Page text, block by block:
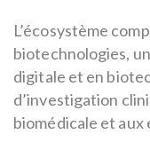
L’écosystème
biotechnologies,
digitale et en
d’investigation
biomédicale et